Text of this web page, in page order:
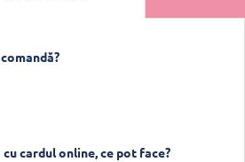
cardul online, ce pot face?